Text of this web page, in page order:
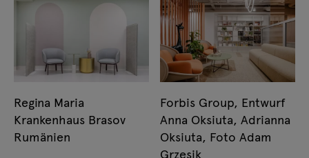
Regina Maria
Krankenhaus Brasov
Rumänien
Forbis Group, Entwurf
Anna Oksiuta, Adrianna
Oksiuta, Foto Adam
Grzesik